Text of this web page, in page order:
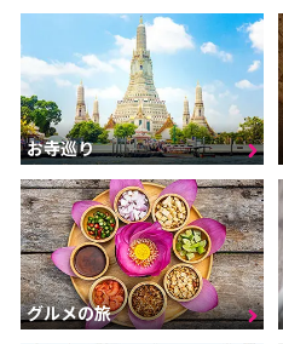
お寺巡り
グルメの旅